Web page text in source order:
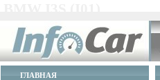
ГЛАВНАЯ